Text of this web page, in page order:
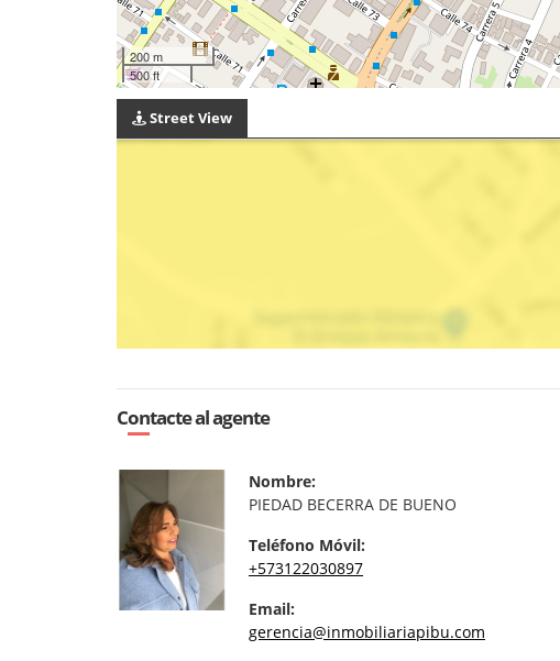
200 m
500 ft
Street View
Contacte al agente
Nombre:
PIEDAD BECERRA DE BUENO
Teléfono Móvil:
+573122030897
Email:
gerencia@inmobiliariapibu.com